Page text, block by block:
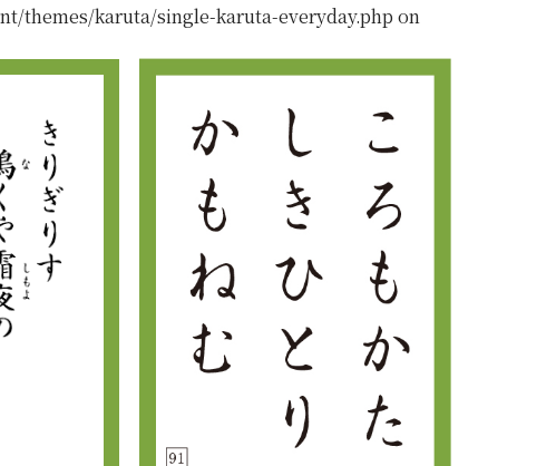
themes/karuta/single-karuta-everyday.php on